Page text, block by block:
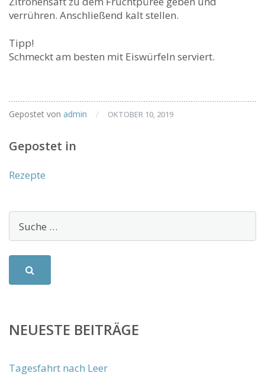
verrühren. Anschließend kalt stellen.
Tipp!
Schmeckt am besten mit Eiswürfeln serviert.
Gepostet von admin / OKTOBER 10, 2019
Gepostet in
Rezepte
NEUESTE BEITRÄGE
Tagesfahrt nach Leer